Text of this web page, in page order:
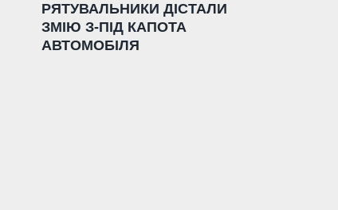
РЯТУВАЛЬНИКИ ДІСТАЛИ
ЗМІЮ З-ПІД КАПОТА
АВТОМОБІЛЯ